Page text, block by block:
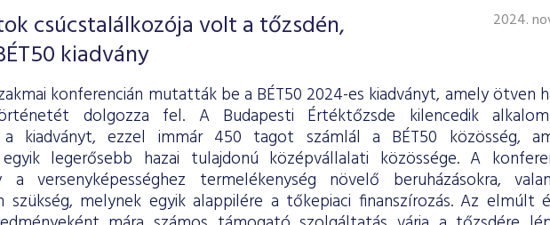
csúcstalálkozója volt a tőzsdén,
kiadvány
2024.
konferencián mutatták be a BÉT50 2024-es kiadványt, amely ötven
dolgozza fel. A Budapesti Értéktőzsde kilencedik
kiadványt, ezzel immár 450 tagot számlál a BÉT50 közösség,
egyik legerősebb hazai tulajdonú középvállalati közössége. A
a versenyképességhez termelékenység növelő beruházásokra,
szükség, melynek egyik alappilére a tőkepiaci finanszírozás. Az elmúlt